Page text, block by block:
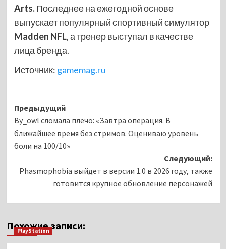
Arts.Последнее на ежегодной основе
выпускает популярный спортивный симулятор
Madden NFL, а тренер выступал в качестве
лица бренда.
Источник: gamemag.ru
Навигация
записи
Предыдущий
By_owl сломала плечо: «Завтра операция. В
ближайшее время без стримов. Оцениваю уровень
боли на 100/10»
Следующий:
Phasmophobia выйдет в версии 1.0 в 2026 году, также
готовится крупное обновление персонажей
Похожие записи:
PlayStation